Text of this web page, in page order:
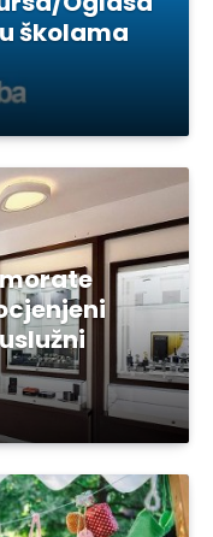
školama